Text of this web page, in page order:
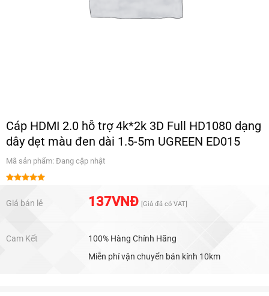
Cáp HDMI 2.0 hỗ trợ 4k*2k 3D Full HD1080 dạng
dây dẹt màu đen dài 1.5-5m UGREEN ED015
Mã sản phẩm: Đang cập nhật
5 sao
Giá bán lẻ 137VNĐ [Giá đã có VAT]
Cam Kết
100% Hàng Chính Hãng
Miễn phí vận chuyển bán kính 10km